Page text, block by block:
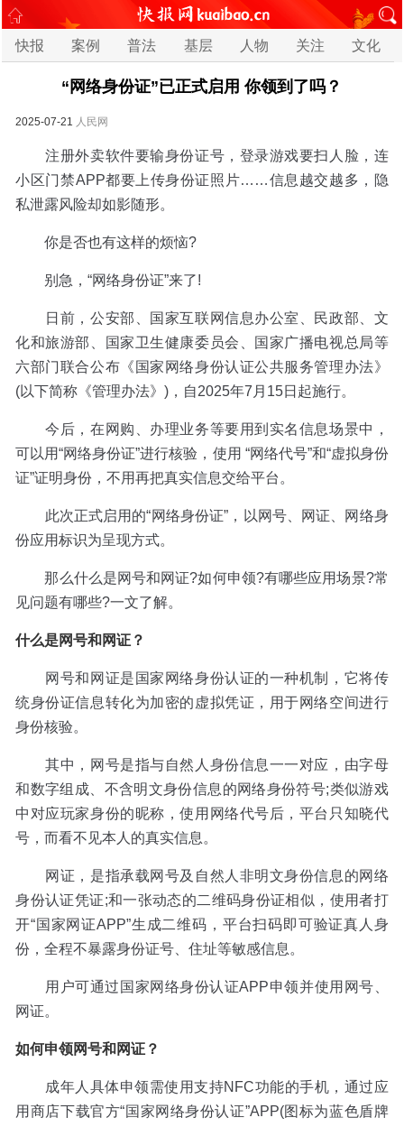
快报 案例 普法 基层 人物 关注 文化
“网络身份证”已正式启用 你领到了吗？
2025-07-21 人民网
注册外卖软件要输身份证号，登录游戏要扫人脸，连
小区门禁APP都要上传身份证照片……信息越交越多，隐
私泄露风险却如影随形。
你是否也有这样的烦恼?
别急，“网络身份证”来了!
日前，公安部、国家互联网信息办公室、民政部、文
化和旅游部、国家卫生健康委员会、国家广播电视总局等
六部门联合公布《国家网络身份认证公共服务管理办法》
(以下简称《管理办法》)，自2025年7月15日起施行。
今后，在网购、办理业务等要用到实名信息场景中，
可以用“网络身份证”进行核验，使用 “网络代号”和“虚拟身份
证”证明身份，不用再把真实信息交给平台。
此次正式启用的“网络身份证”，以网号、网证、网络身
份应用标识为呈现方式。
那么什么是网号和网证?如何申领?有哪些应用场景?常
见问题有哪些?一文了解。
什么是网号和网证？
网号和网证是国家网络身份认证的一种机制，它将传
统身份证信息转化为加密的虚拟凭证，用于网络空间进行
身份核验。
其中，网号是指与自然人身份信息一一对应，由字母
和数字组成、不含明文身份信息的网络身份符号;类似游戏
中对应玩家身份的昵称，使用网络代号后，平台只知晓代
号，而看不见本人的真实信息。
网证，是指承载网号及自然人非明文身份信息的网络
身份认证凭证;和一张动态的二维码身份证相似，使用者打
开“国家网证APP”生成二维码，平台扫码即可验证真人身
份，全程不暴露身份证号、住址等敏感信息。
用户可通过国家网络身份认证APP申领并使用网号、
网证。
如何申领网号和网证？
成年人具体申领需使用支持NFC功能的手机，通过应
用商店下载官方“国家网络身份认证”APP(图标为蓝色盾牌